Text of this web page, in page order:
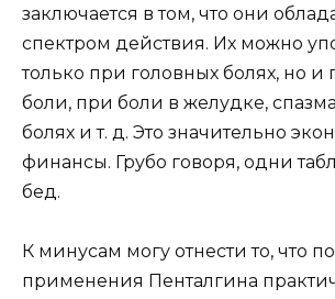
заключается в том, что они
спектром действия. Их можно
только при головных болях, но и
боли, при боли в желудке,
болях и т. д. Это значительно
финансы. Грубо говоря, одни
бед.
К минусам могу отнести то, что
применения Пенталгина